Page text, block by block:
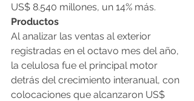
US$ 8.540 millones, un 14% más.
Productos
Al analizar las ventas al exterior
registradas en el octavo mes del año,
la celulosa fue el principal motor
detrás del crecimiento interanual, con
colocaciones que alcanzaron US$